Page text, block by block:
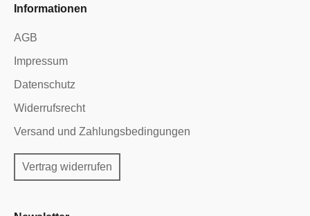
Informationen
AGB
Impressum
Datenschutz
Widerrufsrecht
Versand und Zahlungsbedingungen
Vertrag widerrufen